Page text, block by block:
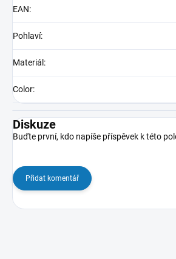
EAN:
Pohlaví:
Materiál :
Color:
Diskuze
Buďte první, kdo napíše příspěvek k této
Přidat komentář